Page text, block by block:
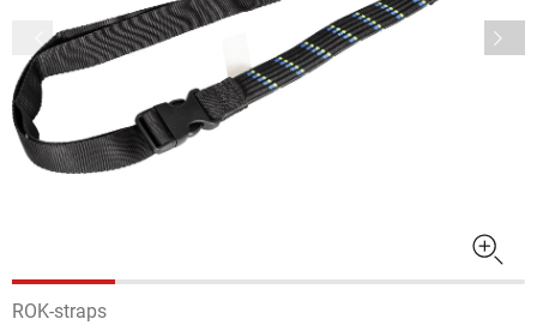
ROK-straps